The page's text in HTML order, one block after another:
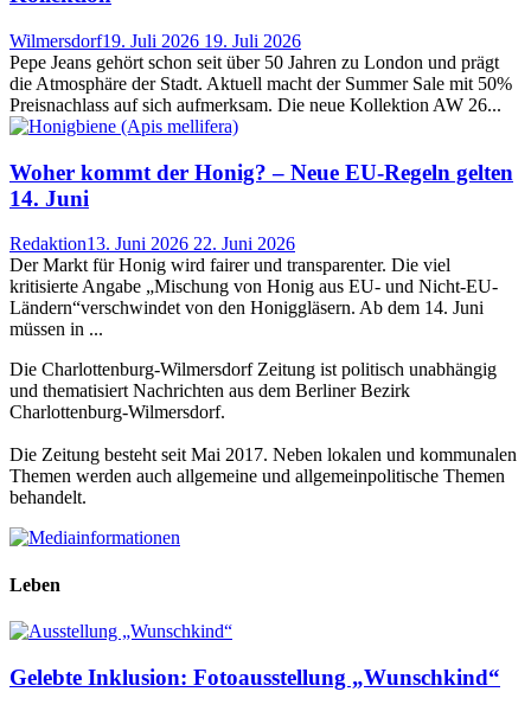
Wilmersdorf19. Juli 2026 19. Juli 2026
Pepe Jeans gehört schon seit über 50 Jahren zu London und prägt
die Atmosphäre der Stadt. Aktuell macht der Summer Sale mit 50%
Preisnachlass auf sich aufmerksam. Die neue Kollektion AW 26...
Woher kommt der Honig? – Neue EU-Regeln gelten
14. Juni
Redaktion13. Juni 2026 22. Juni 2026
Der Markt für Honig wird fairer und transparenter. Die viel
kritisierte Angabe „Mischung von Honig aus EU- und Nicht-EU-
Ländern“verschwindet von den Honiggläsern. Ab dem 14. Juni
müssen in ...
Die Charlottenburg-Wilmersdorf Zeitung ist politisch unabhängig
und thematisiert Nachrichten aus dem Berliner Bezirk
Charlottenburg-Wilmersdorf.
Die Zeitung besteht seit Mai 2017. Neben lokalen und kommunalen
Themen werden auch allgemeine und allgemeinpolitische Themen
behandelt.
Leben
Gelebte Inklusion: Fotoausstellung „Wunschkind“